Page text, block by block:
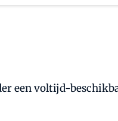
een voltijd-